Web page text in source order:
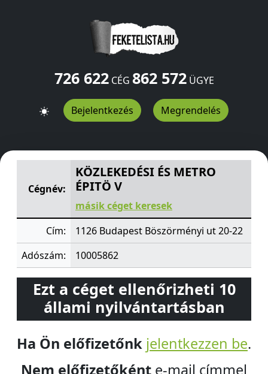
726 622CÉG 862 572ÜGYE
Bejelentkezés Megrendelés
KÖZLEKEDÉSI ÉS METRO ÉPITÖ VBöszörményi ut 20-22
Cégnév:
KÖZLEKEDÉSI ÉS METRO
ÉPITÖ V
másik céget keresek
Cím:
1126 Budapest Böszörményi ut 20-22
Adószám:
10005862
Ezt a céget ellenőrizheti 10
állami nyilvántartásban
Ha Ön előfizetőnk jelentkezzen be.
Nem előfizetőként e-mail címmel